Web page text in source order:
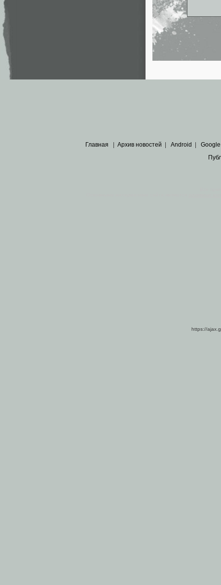
Главная Архив новостей Android Google
https://